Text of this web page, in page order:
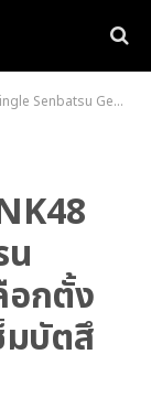
ตั้งครั้งใหญ่ชิงตำแหน่งเซ็มบัตสึ ซิงเกิลที่ 16
อกตั้ง
บัตสึ